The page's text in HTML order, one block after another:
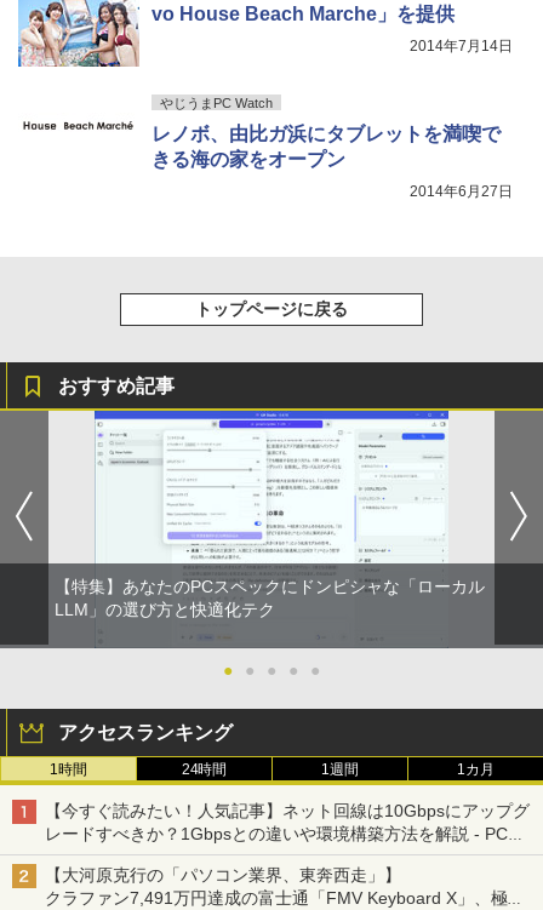
￥572
vo House Beach Marche」を提供
2014年7月14日
やじうまPC Watch
レノボ、由比ガ浜にタブレットを満喫で
きる海の家をオープン
2014年6月27日
トップページに戻る
おすすめ記事
【特集】あなたのPCスペックにドンピシャな「ローカル
LLM」の選び方と快適化テク
● ● ● ● ●
アクセスランキング
1時間 24時間 1週間 1カ月
【今すぐ読みたい！人気記事】ネット回線は10Gbpsにアップグ
レードすべきか？1Gbpsとの違いや環境構築方法を解説 - PC
Watch
【大河原克行の「パソコン業界、東奔西走」】
クラファン7,491万円達成の富士通「FMV Keyboard X」、極限